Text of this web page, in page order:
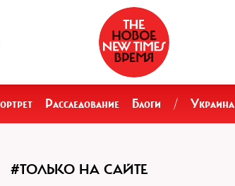
Расследование Блоги / Украина
#ТОЛЬКО НА САЙТЕ